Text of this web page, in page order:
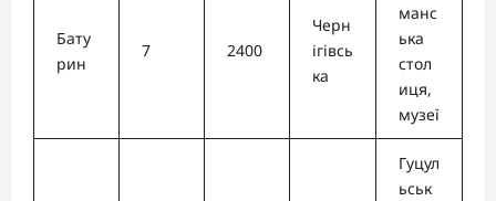
Бату
рин
7 2400
Черн
ігівсь
ка
манс
ька
стол
иця,
музеї
Гуцул
ьськ